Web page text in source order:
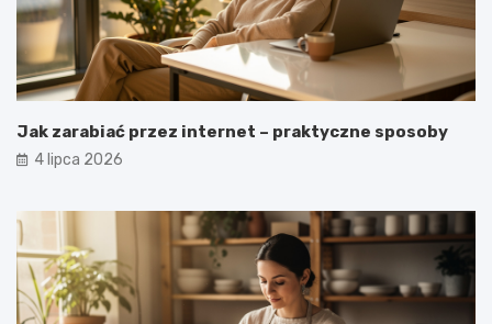
Jak zarabiać przez internet – praktyczne sposoby
4 lipca 2026